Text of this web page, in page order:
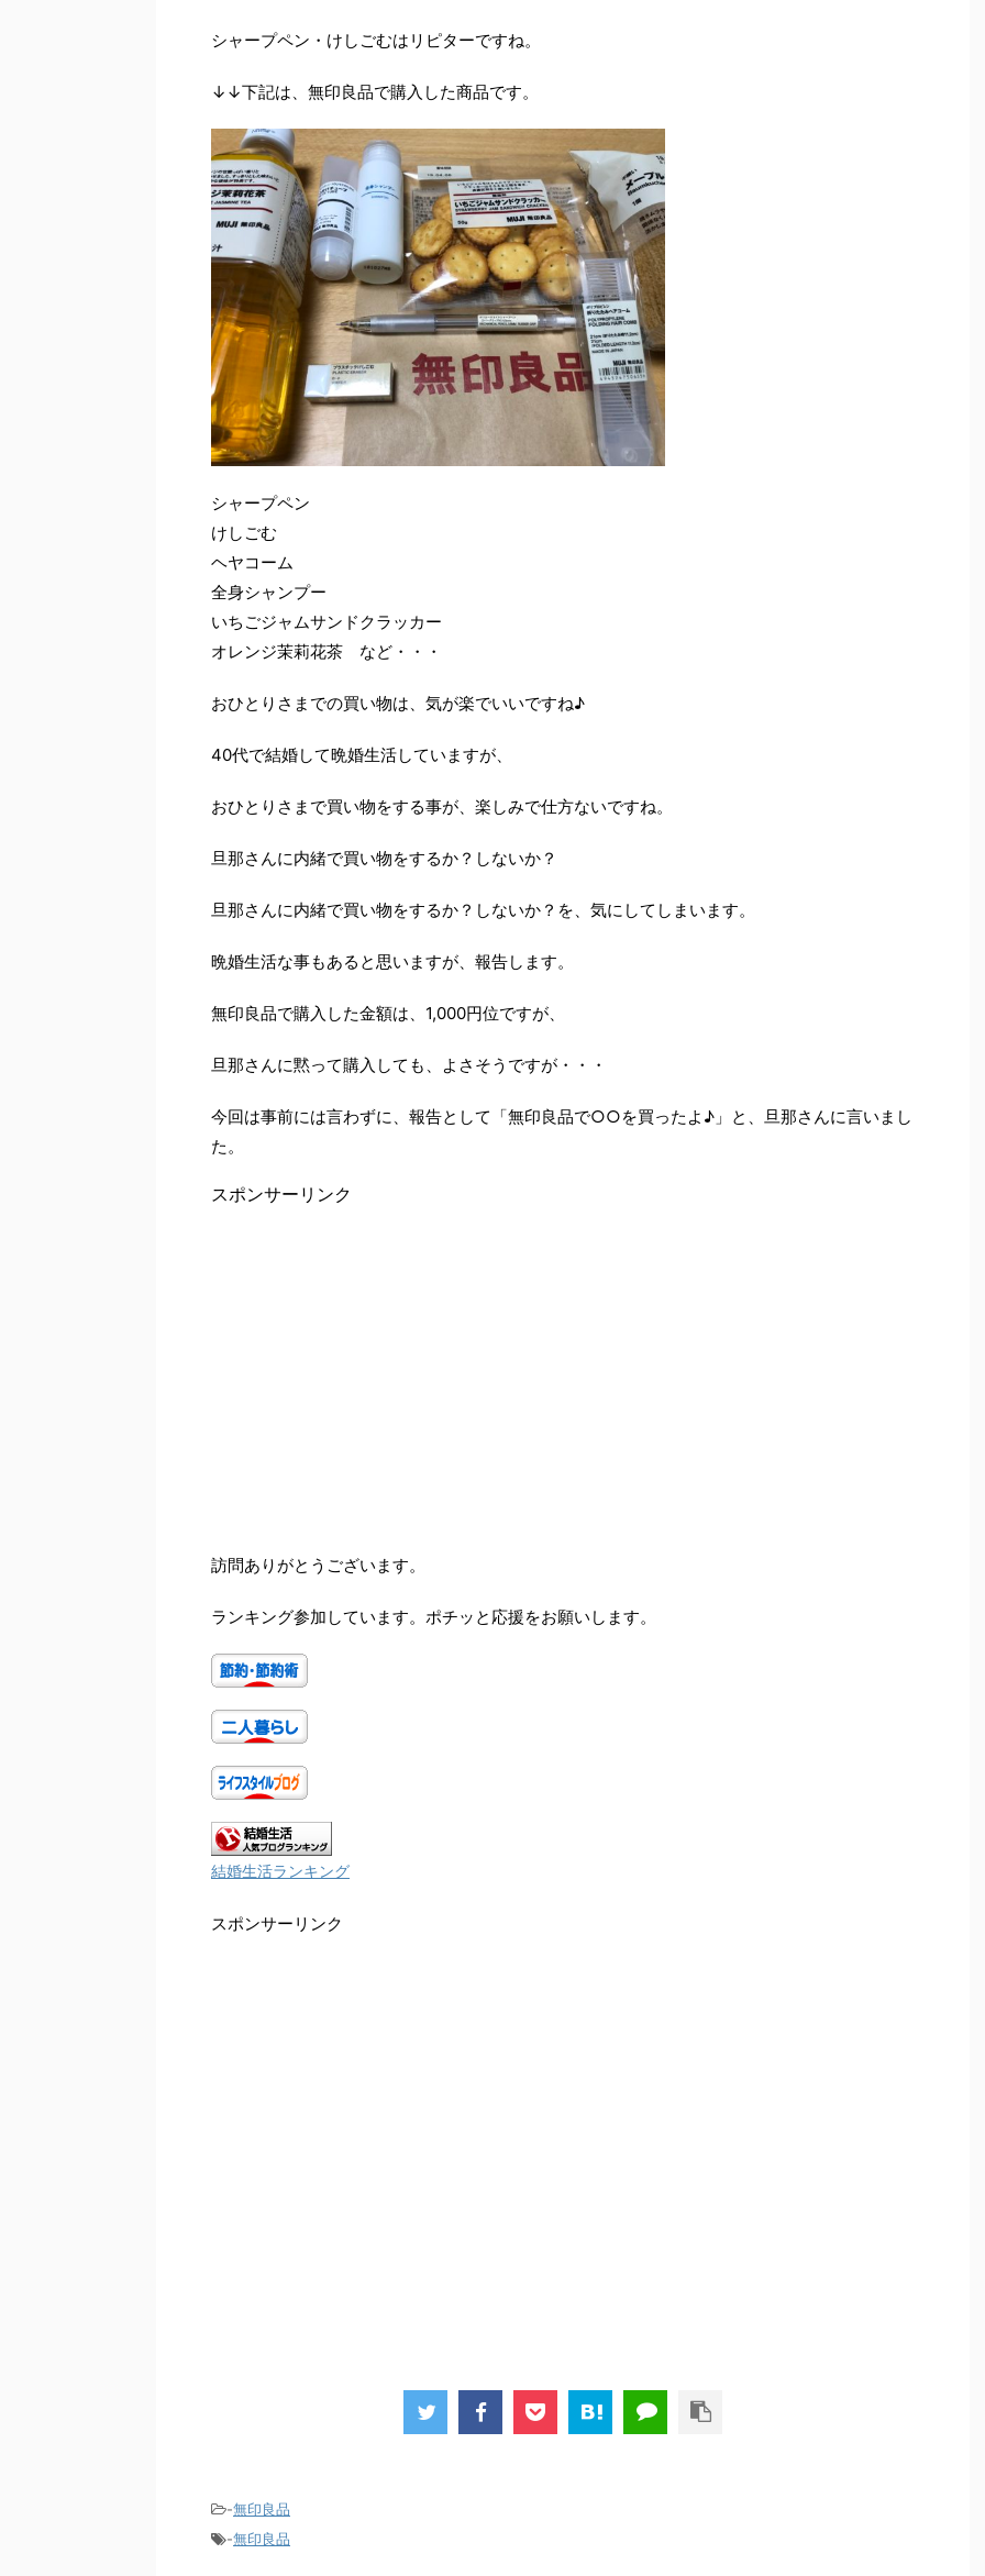
シャープペン・けしごむはリピターですね。
↓↓下記は、無印良品で購入した商品です。
シャープペン
けしごむ
ヘヤコーム
全身シャンプー
いちごジャムサンドクラッカー
オレンジ茉莉花茶 など・・・
おひとりさまでの買い物は、気が楽でいいですね♪
40代で結婚して晩婚生活していますが、
おひとりさまで買い物をする事が、楽しみで仕方ないですね。
旦那さんに内緒で買い物をするか？しないか？
旦那さんに内緒で買い物をするか？しないか？を、気にしてしまいます。
晩婚生活な事もあると思いますが、報告します。
無印良品で購入した金額は、1,000円位ですが、
旦那さんに黙って購入しても、よさそうですが・・・
今回は事前には言わずに、報告として「無印良品で○○を買ったよ♪」と、旦那さんに言いまし
た。
スポンサーリンク
訪問ありがとうございます。
ランキング参加しています。ポチッと応援をお願いします。
結婚生活ランキング
スポンサーリンク
-無印良品
-無印良品